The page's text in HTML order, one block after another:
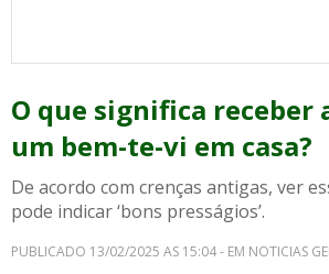
O que significa receber
um bem-te-vi em casa?
De acordo com crenças antigas, ver
pode indicar ‘bons presságios’.
PUBLICADO 13/02/2025 AS 15:04 - EM NOTICIAS